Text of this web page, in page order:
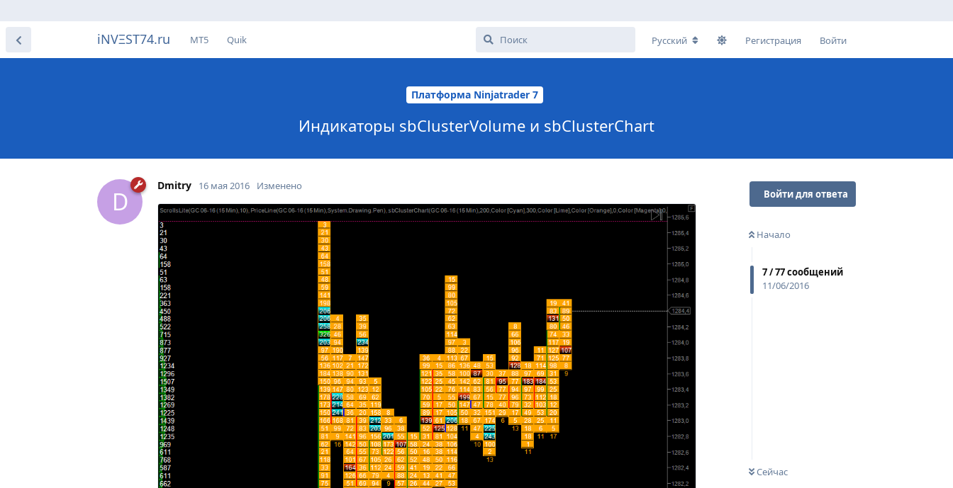
iNVΞST74.ru МТ5 Quik Русский Регистрация Войти
Платформа Ninjatrader 7
Индикаторы sbClusterVolume и sbClusterChart
Войти для ответа
Начало
7/77сообщений
11/06/2016
Сейчас
D
Dmitry 16 мая 2016 Изменено